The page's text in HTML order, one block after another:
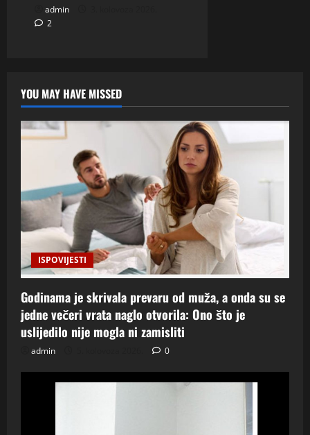
admin
2
YOU MAY HAVE MISSED
ISPOVIJESTI
Godinama je skrivala prevaru od muža, a onda su se
jedne večeri vrata naglo otvorila: Ono što je
uslijedilo nije mogla ni zamisliti
admin 0